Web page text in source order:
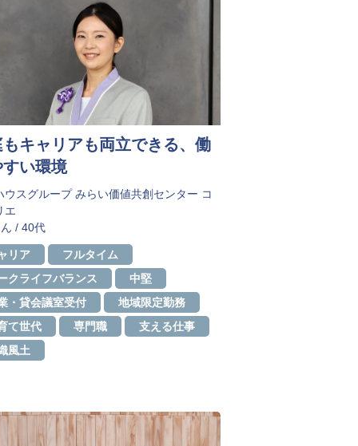
もキャリアも両立できる、働
すい環境
ウスグループ みらい価値共創センター コ
エ
/ 40代
リア
フルタイム
クライフバランス
中堅
・貸会議室受付
地域限定勤務
て世代
専門職
支える仕事
風土